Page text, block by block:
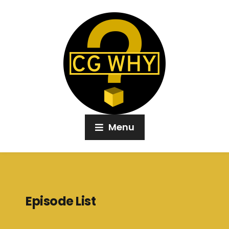
Menu
Episode List